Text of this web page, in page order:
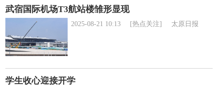
武宿国际机场T3航站楼雏形显现
2025-08-21 10:13 [热点关注] 太原日报
学生收心迎接开学